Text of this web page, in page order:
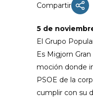
Compartir
5 de
El Grupo
Es Migjorn
moción donde
PSOE de la
cumplir con su